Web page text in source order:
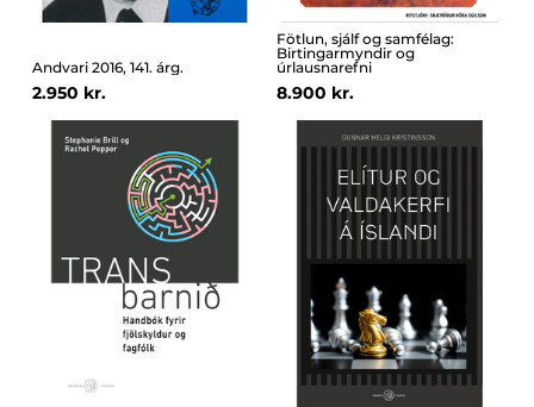
Andvari 2016, 141. árg.
2.950 kr.
Fötlun, sjálf og samfélag:
Birtingarmyndir og
úrlausnarefni
8.900 kr.